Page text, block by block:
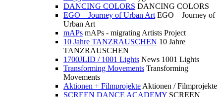
DANCING COLORS DANCING COLORS
EGO – Journey of Urban Art EGO – Journey of
Urban Art
mAPs mAPs - migrating Artists Project
10 Jahre TANZRAUSCHEN 10 Jahre
TANZRAUSCHEN
1700JLID / 1001 Lights News 1001 Lights
Transforming Movements Transforming
Movements
Aktionen + Filmprojekte Aktionen / Filmprojekte
SCREEN DANCE ACADEMY SCREEN